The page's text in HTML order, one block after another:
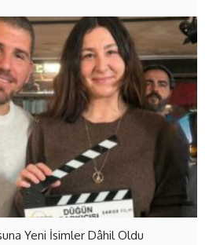
Yeni İsimler Dâhil Oldu